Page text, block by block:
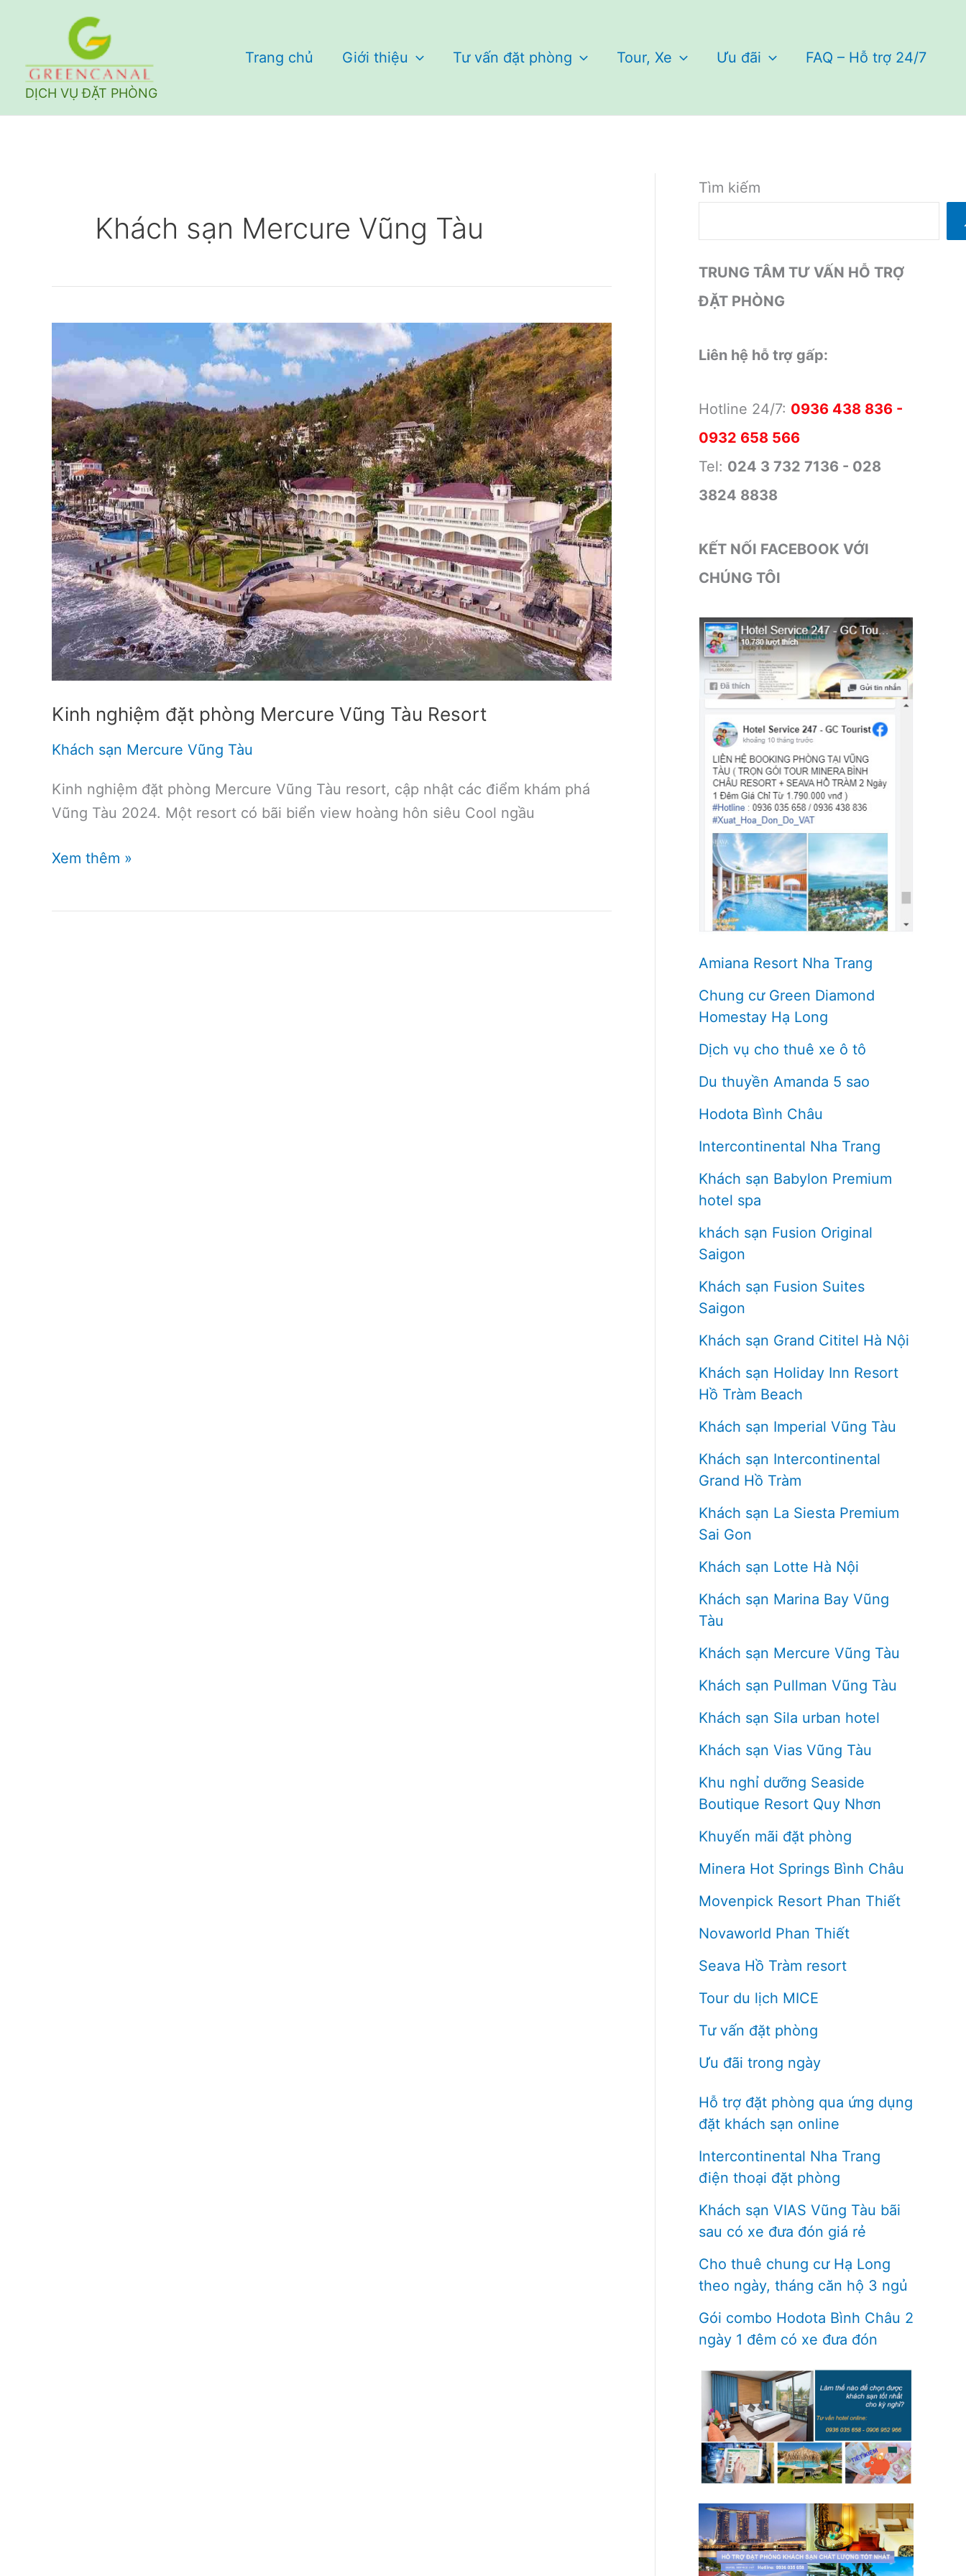
dung
DỊCH VỤ ĐẶT PHÒNG
Trang chủ Giới thiệu Tư vấn đặt phòng Tour, Xe Ưu đãi FAQ – Hỗ trợ 24/7
Khách sạn Mercure Vũng Tàu
Kinh nghiệm đặt phòng Mercure Vũng Tàu Resort
Khách sạn Mercure Vũng Tàu
Kinh nghiệm đặt phòng Mercure Vũng Tàu resort, cập nhật các điểm khám phá
Vũng Tàu 2024. Một resort có bãi biển view hoàng hôn siêu Cool ngầu
Kinh
Xem thêm »
Tìm kiếm
TRUNG TÂM TƯ VẤN HỖ TRỢ
ĐẶT PHÒNG
Liên hệ hỗ trợ gấp:
Hotline 24/7: 0936 438 836 -
0932 658 566
Tel: 024 3 732 7136 - 028
3824 8838
KẾT NỐI FACEBOOK VỚI
CHÚNG TÔI
Amiana Resort Nha Trang
Chung cư Green Diamond
Homestay Hạ Long
Dịch vụ cho thuê xe ô tô
Du thuyền Amanda 5 sao
Hodota Bình Châu
Intercontinental Nha Trang
Khách sạn Babylon Premium
hotel spa
khách sạn Fusion Original
Saigon
Khách sạn Fusion Suites
Saigon
Khách sạn Grand Cititel Hà Nội
Khách sạn Holiday Inn Resort
Hồ Tràm Beach
Khách sạn Imperial Vũng Tàu
Khách sạn Intercontinental
Grand Hồ Tràm
Khách sạn La Siesta Premium
Sai Gon
Khách sạn Lotte Hà Nội
Khách sạn Marina Bay Vũng
Tàu
Khách sạn Mercure Vũng Tàu
Khách sạn Pullman Vũng Tàu
Khách sạn Sila urban hotel
Khách sạn Vias Vũng Tàu
Khu nghỉ dưỡng Seaside
Boutique Resort Quy Nhơn
Khuyến mãi đặt phòng
Minera Hot Springs Bình Châu
Movenpick Resort Phan Thiết
Novaworld Phan Thiết
Seava Hồ Tràm resort
Tour du lịch MICE
Tư vấn đặt phòng
Ưu đãi trong ngày
Hỗ trợ đặt phòng qua ứng dụng
đặt khách sạn online
Intercontinental Nha Trang
điện thoại đặt phòng
Khách sạn VIAS Vũng Tàu bãi
sau có xe đưa đón giá rẻ
Cho thuê chung cư Hạ Long
theo ngày, tháng căn hộ 3 ngủ
Gói combo Hodota Bình Châu 2
ngày 1 đêm có xe đưa đón